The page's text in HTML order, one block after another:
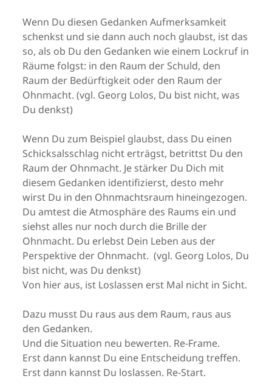
Wenn Du diesen Gedanken Aufmerksamkeit
schenkst und sie dann auch noch glaubst, ist das
so, als ob Du den Gedanken wie einem Lockruf in
Räume folgst: in den Raum der Schuld, den
Raum der Bedürftigkeit oder den Raum der
Ohnmacht. (vgl. Georg Lolos, Du bist nicht, was
Du denkst)
Wenn Du zum Beispiel glaubst, dass Du einen
Schicksalsschlag nicht erträgst, betrittst Du den
Raum der Ohnmacht. Je stärker Du Dich mit
diesem Gedanken identifizierst, desto mehr
wirst Du in den Ohnmachtsraum hineingezogen.
Du amtest die Atmosphäre des Raums ein und
siehst alles nur noch durch die Brille der
Ohnmacht. Du erlebst Dein Leben aus der
Perspektive der Ohnmacht. (vgl. Georg Lolos, Du
bist nicht, was Du denkst)
Von hier aus, ist Loslassen erst Mal nicht in Sicht.
Dazu musst Du raus aus dem Raum, raus aus
den Gedanken.
Und die Situation neu bewerten. Re-Frame.
Erst dann kannst Du eine Entscheidung treffen.
Erst dann kannst Du loslassen. Re-Start.